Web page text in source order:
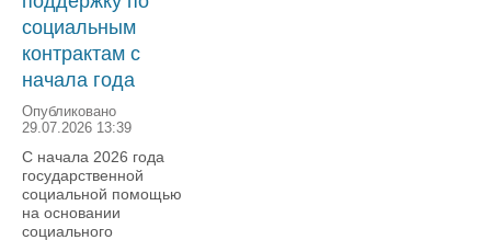
социальным
контрактам с
начала года
Опубликовано
29.07.2026 13:39
С начала 2026 года
государственной
социальной помощью
на основании
социального